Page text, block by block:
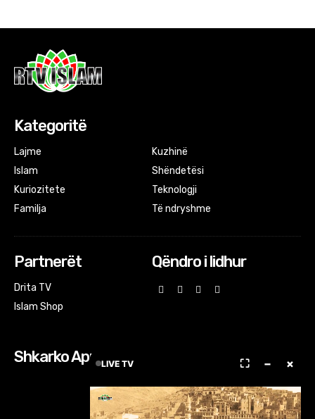
Kategoritë
Lajme
Islam
Kuriozitete
Familja
Kuzhinë
Shëndetësi
Teknologji
Të ndryshme
Partnerët
Drita TV
Islam Shop
Qëndro i lidhur
Shkarko AppsLIVE TV ⛶ − ×